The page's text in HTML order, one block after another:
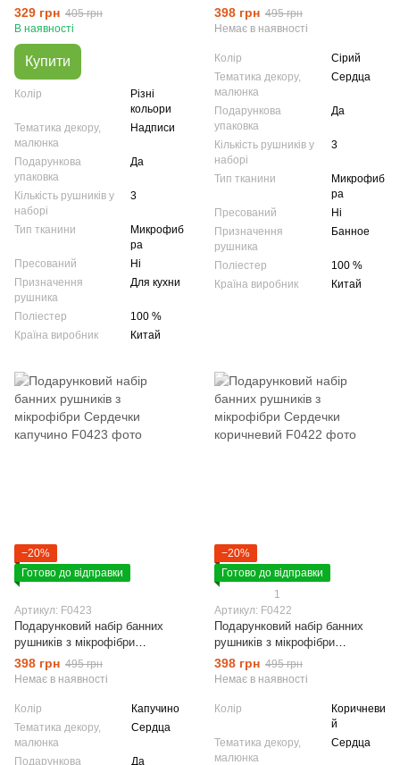
329 грн 405 грн
В наявності
Купити
Колір
Різні
кольори
Тематика декору,
малюнка
Надписи
Подарункова
упаковка
Да
Кількість рушників у
наборі
3
Тип тканини
Микрофиб
ра
Пресований
Ні
Призначення
рушника
Для кухни
Поліестер
100 %
Країна виробник
Китай
Сердечки сірий
398 грн 495 грн
Немає в наявності
Колір
Сірий
Тематика декору,
малюнка
Сердца
Подарункова
упаковка
Да
Кількість рушників у
наборі
3
Тип тканини
Микрофиб
ра
Пресований
Ні
Призначення
рушника
Банное
Поліестер
100 %
Країна виробник
Китай
−20%
Готово до відправки
Артикул: F0423
Подарунковий набір банних
рушників з мікрофібри
Сердечки капучино
398 грн 495 грн
Немає в наявності
Колір
Капучино
Тематика декору,
малюнка
Сердца
Подарункова Да
−20%
Готово до відправки
1
Артикул: F0422
Подарунковий набір банних
рушників з мікрофібри
Сердечки коричневий
398 грн 495 грн
Немає в наявності
Колір
Коричневи
й
Тематика декору,
малюнка
Сердца